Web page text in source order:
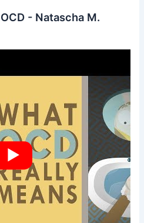
- Natascha M.